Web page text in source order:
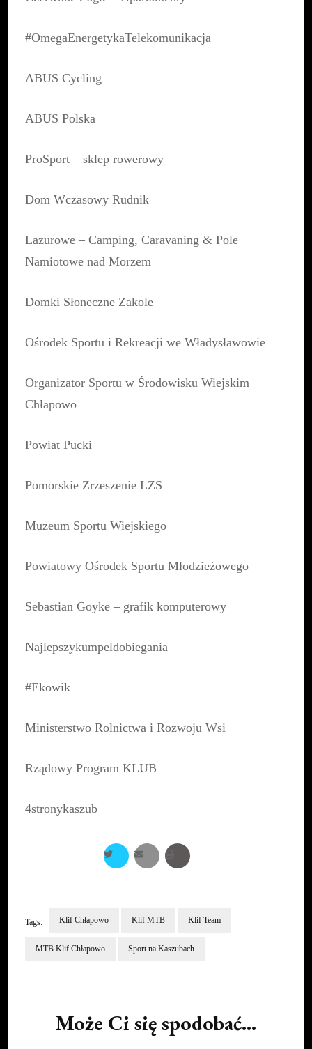
#OmegaEnergetykaTelekomunikacja
ABUS Cycling
ABUS Polska
ProSport – sklep rowerowy
Dom Wczasowy Rudnik
Lazurowe – Camping, Caravaning & Pole
Namiotowe nad Morzem
Domki Słoneczne Zakole
Ośrodek Sportu i Rekreacji we Władysławowie
Organizator Sportu w Środowisku Wiejskim
Chłapowo
Powiat Pucki
Pomorskie Zrzeszenie LZS
Muzeum Sportu Wiejskiego
Powiatowy Ośrodek Sportu Młodzieżowego
Sebastian Goyke – grafik komputerowy
Najlepszykumpeldobiegania
#Ekowik
Ministerstwo Rolnictwa i Rozwoju Wsi
Rządowy Program KLUB
4stronykaszub
Tags: Klif Chłapowo Klif MTB Klif Team
MTB Klif Chłapowo Sport na Kaszubach
Może Ci się spodobać...